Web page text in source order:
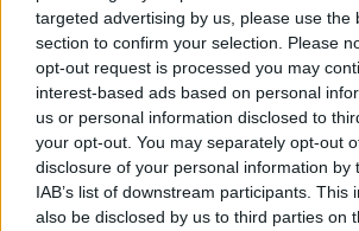
targeted advertising by us, please use the
section to confirm your selection. Please
opt-out request is processed you may
interest-based ads based on personal
us or personal information disclosed to
your opt-out. You may separately opt-out
disclosure of your personal information by
IAB’s list of downstream participants. This
also be disclosed by us to third parties on
Υπενθύμιση:
Για την μερική αναπαραγωγή της
ιστοσελίδες είναι απαραίτητη η χρήση
παρεχόμενου συνδέσμου παραπομπής
της Δημοκρατικής.